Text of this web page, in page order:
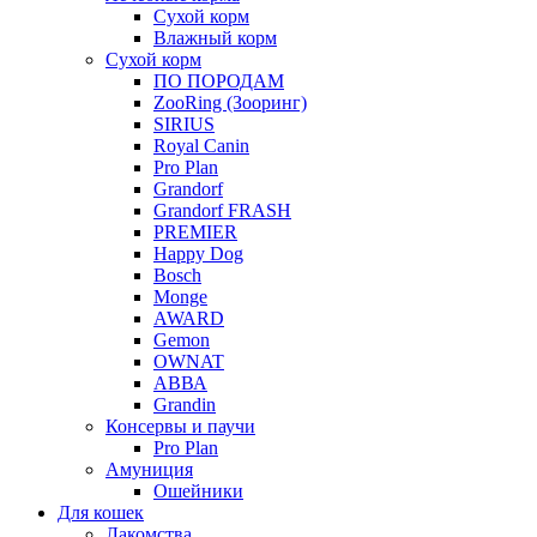
Сухой корм
Влажный корм
Сухой корм
ПО ПОРОДАМ
ZooRing (Зооринг)
SIRIUS
Royal Canin
Pro Plan
Grandorf
Grandorf FRASH
PREMIER
Happy Dog
Bosch
Monge
AWARD
Gemon
OWNAT
АВВА
Grandin
Консервы и паучи
Pro Plan
Амуниция
Ошейники
Для кошек